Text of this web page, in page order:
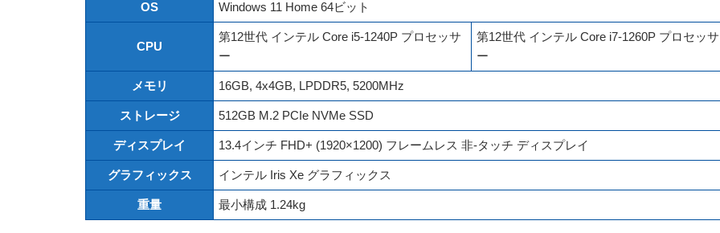
OS Windows 11 Home 64ビット
CPU
第12世代 インテル Core i5-1240P プロセッサ
ー
第12世代 インテル Core i7-1260P プロセッサ
ー
メモリ 16GB, 4x4GB, LPDDR5, 5200MHz
ストレージ 512GB M.2 PCIe NVMe SSD
ディスプレイ 13.4インチ FHD+ (1920×1200) フレームレス 非-タッチ ディスプレイ
グラフィックス インテル Iris Xe グラフィックス
重量 最小構成 1.24kg